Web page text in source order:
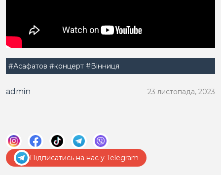
#Асафатов #концерт #Вінниця
admin 23 листопада, 2023
Підписатись на нас у Telegram